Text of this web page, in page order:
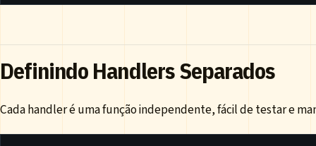
Definindo Handlers Separados
Cada handler é uma função independente, fácil de testar e